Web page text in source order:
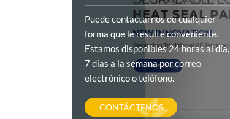
Puede contactarnos de cualquier
forma que le resulte conveniente.
Estamos disponibles 24 horas al día,
7 días a la semana por correo
electrónico o teléfono.
CONTÁCTENOS